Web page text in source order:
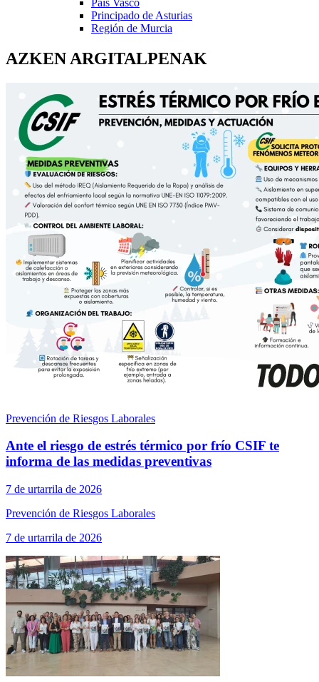
Principado de Asturias
Región de Murcia
AZKEN ARGITALPENAK
Prevención de Riesgos Laborales
Ante el riesgo de estrés térmico por frío CSIF te
informa de las medidas preventivas
7 de urtarrila de 2026
Prevención de Riesgos Laborales
7 de urtarrila de 2026